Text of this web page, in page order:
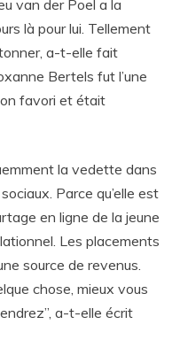
van der Poel a la
là pour lui. Tellement
a-t-elle fait
Bertels fut l’une
favori et était
la vedette dans
Parce qu’elle est
en ligne de la jeune
Les placements
source de revenus.
chose, mieux vous
a-t-elle écrit